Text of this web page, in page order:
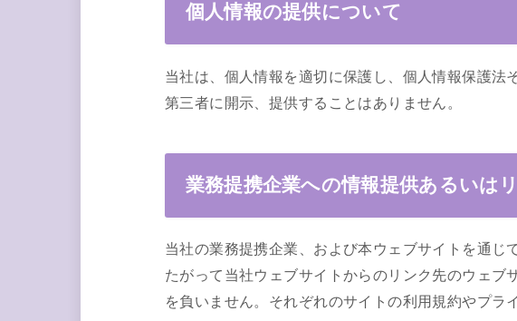
個人情報の提供について
当社は、個人情報を適切に保護し、個人情報保護
第三者に開示、提供することはありません。
業務提携企業への情報提供あるいは
当社の業務提携企業、および本ウェブサイトを通
たがって当社ウェブサイトからのリンク先のウェ
を負いません。それぞれのサイトの利用規約やプラ